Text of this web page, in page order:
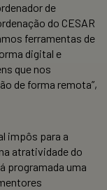
de
do CESAR
ferramentas de
digital e
que nos
de forma remota”,
impôs para a
atratividade do
programada uma